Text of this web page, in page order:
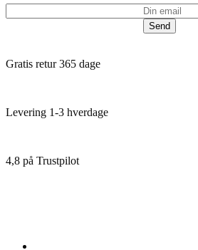
Send
Gratis retur 365 dage
Levering 1-3 hverdage
4,8 på Trustpilot